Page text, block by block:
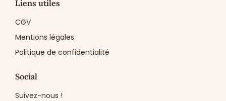
Liens utiles
CGV
Mentions légales
Politique de confidentialité
Social
Suivez-nous !